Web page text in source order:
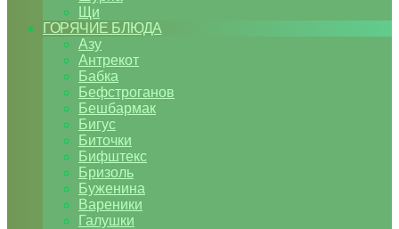
Щи
ГОРЯЧИЕ БЛЮДА
Азу
Антрекот
Бабка
Бефстроганов
Бешбармак
Бигус
Биточки
Бифштекс
Бризоль
Буженина
Вареники
Галушки